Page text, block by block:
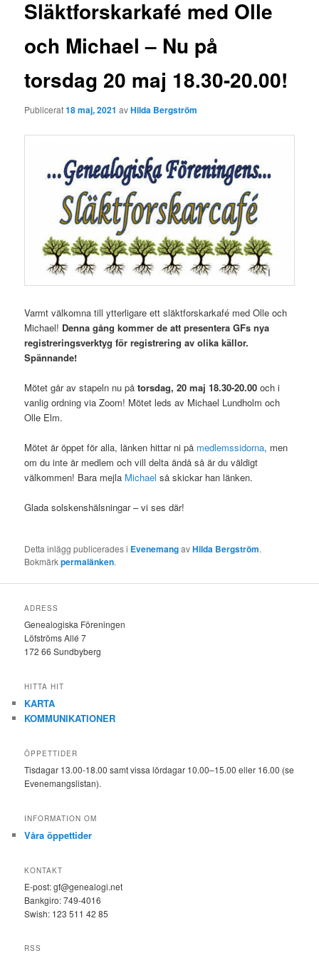
g
n
v
i
g
r
Släktforskarkafé med Olle
och Michael – Nu på
torsdag 20 maj 18.30-20.00!
Publicerat18 maj, 2021 avHilda Bergström
Varmt välkomna till ytterligare ett släktforskarkafé med Olle och
Michael! Denna gång kommer de att presentera GFs nya
registreringsverktyg för registrering av olika källor.
Spännande!
Mötet går av stapeln nu påtorsdag, 20 maj 18.30-20.00 och i
vanlig ordning via Zoom! Mötet leds av Michael Lundholm och
Olle Elm.
Mötet är öppet för alla, länken hittar ni på medlemssidorna, men
om du inte är medlem och vill delta ändå så är du väldigt
välkommen! Bara mejla Michael så skickar han länken.
Glada solskenshälsningar – vi ses där!
Detta inlägg publicerades i EvenemangavHilda Bergström.
Bokmärkpermalänken.
ADRESS
Genealogiska Föreningen
Löfströms Allé 7
172 66 Sundbyberg
HITTA HIT
KARTA
KOMMUNIKATIONER
ÖPPETTIDER
Tisdagar 13.00-18.00 samt vissa lördagar 10.00–15.00 eller 16.00 (se
Evenemangslistan).
INFORMATION OM
Våra öppettider
KONTAKT
E-post: gf@genealogi.net
Bankgiro: 749-4016
Swish: 123 511 42 85
RSS